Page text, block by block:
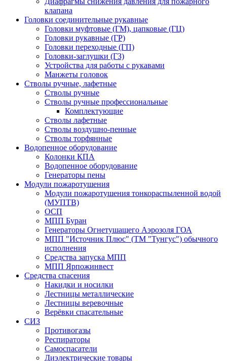
клапана
Головки соединительные рукавные
Головки муфтовые (ГМ), цапковые (ГЦ)
Головки рукавные (ГР)
Головки переходные (ГП)
Головки-заглушки (ГЗ)
Устройства для работы с рукавами
Манжеты головок
Стволы ручные, лафетные
Стволы ручные
Стволы ручные профессиональные
Комплектующие
Стволы лафетные
Стволы воздушно-пенные
Стволы торфянные
Водопенное оборудование
Колонки КПА
Водопенное оборудование
Генераторы пены
Модули пожаротушения
Модули пожаротушения тонкораспыленной водой
(МУПТВ)
ОСП
МПП Буран
Генераторы Огнетушащего Аэрозоля ГОА
МПП "Источник Плюс" (ТМ "Тунгус") обычного
исполнения
Средства запуска МПП
МПП Ярпожинвест
Средства спасения
Накидки и носилки
Лестницы металлические
Лестницы веревочные
Верёвки спасательные
СИЗ
Противогазы
Респираторы
Самоспасатели
Диэлектрические товары